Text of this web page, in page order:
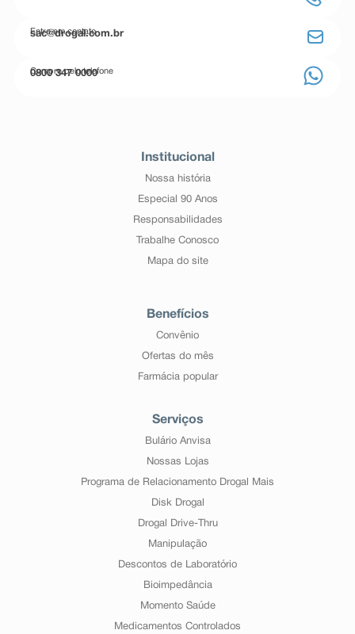
Entre em contato
sac@drogal.com.br
Compre pelo telefone
0800 347 0000
Institucional
Nossa história
Especial 90 Anos
Responsabilidades
Trabalhe Conosco
Mapa do site
Benefícios
Convênio
Ofertas do mês
Farmácia popular
Serviços
Bulário Anvisa
Nossas Lojas
Programa de Relacionamento Drogal Mais
Disk Drogal
Drogal Drive-Thru
Manipulação
Descontos de Laboratório
Bioimpedância
Momento Saúde
Medicamentos Controlados